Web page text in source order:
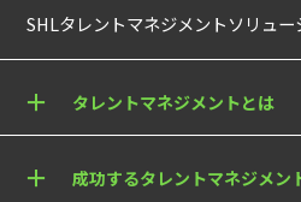
SHLタレントマネジメントソリュー
タレントマネジメントとは
成功するタレントマネジメン